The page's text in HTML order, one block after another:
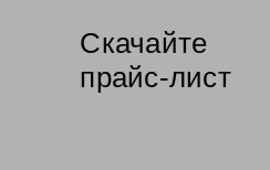
Скачайте
прайс-лист